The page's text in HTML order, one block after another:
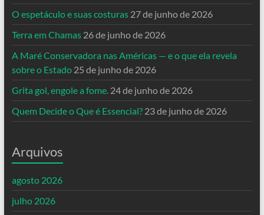
O espetáculo e suas costuras 27 de junho de 2026
Terra em Chamas 26 de junho de 2026
A Maré Conservadora nas Américas — e o que ela revela
sobre o Estado 25 de junho de 2026
Grita gol, engole a fome. 24 de junho de 2026
Quem Decide o Que é Essencial? 23 de junho de 2026
Arquivos
agosto 2026
julho 2026